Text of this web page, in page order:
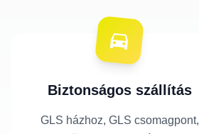
Biztonságos szállítás
GLS házhoz, GLS csomagpont,